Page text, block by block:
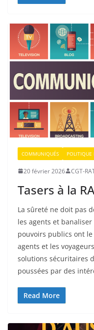
COMMUNIQUÉS POLITIQUE
20 février 2026 CGT-
Tasers à la
La sûreté ne doit pas
les agents et banaliser
pouvoirs publics ont
agents et les
solutions sécuritaires
poussées par des
Read More